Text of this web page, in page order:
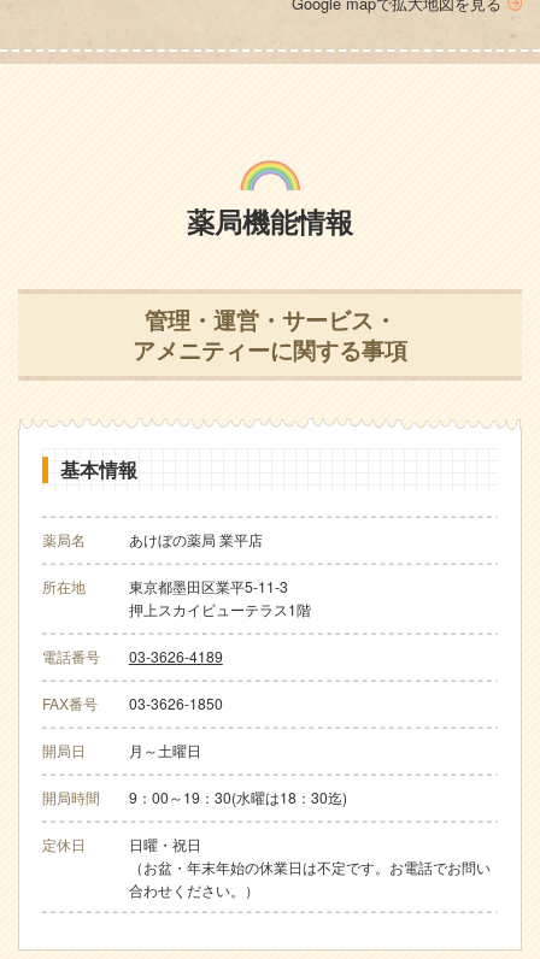
薬局機能情報
管理・運営・サービス・
アメニティーに関する事項
基本情報
薬局名 あけぼの薬局 業平店
所在地
東京都墨田区業平5-11-3
押上スカイビューテラス1階
電話番号 03-3626-4189
FAX番号 03-3626-1850
開局日 月～土曜日
開局時間 9：00～19：30(水曜は18：30迄)
定休日
日曜・祝日
（お盆・年末年始の休業日は不定です。お電話でお問い
合わせください。）